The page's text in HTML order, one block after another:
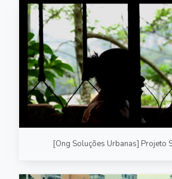
[Ong Soluções Urbanas] Projeto